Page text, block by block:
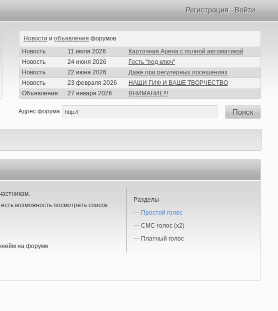
Войти
Регистрация
Новости и объявления форумов
Новость
11 июля 2026
Карточная Арена с полной автоматикой
Новость
24 июня 2026
Гость "под ключ"
Новость
22 июня 2026
Даже при регулярных посещениях
Новость
23 февраля 2026
НАШИ ГИФ И ВАШЕ ТВОРЧЕСТВО
Объявление
27 января 2026 ВНИМАНИЕ!!!
Адрес форума Поиск
возможность посмотреть список
на форуме
Разделы
— Простой голос
— СМС-голос (x2)
— Платный голос